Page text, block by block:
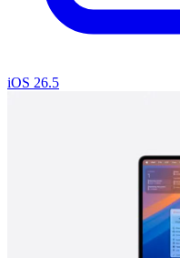
iOS 26.5